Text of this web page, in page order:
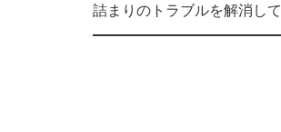
詰まりのトラブルを解消し